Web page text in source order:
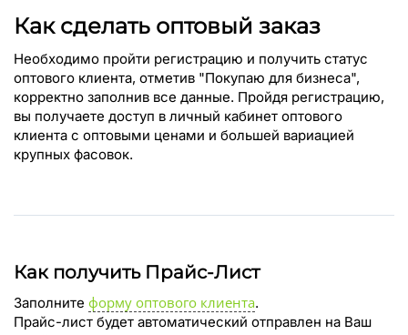
Как сделать оптовый заказ
Необходимо пройти регистрацию и получить статус
оптового клиента, отметив "Покупаю для бизнеса",
корректно заполнив все данные. Пройдя регистрацию,
вы получаете доступ в личный кабинет оптового
клиента с оптовыми ценами и большей вариацией
крупных фасовок.
Как получить Прайс-Лист
Заполните форму оптового клиента.
Прайс-лист будет автоматический отправлен на Ваш